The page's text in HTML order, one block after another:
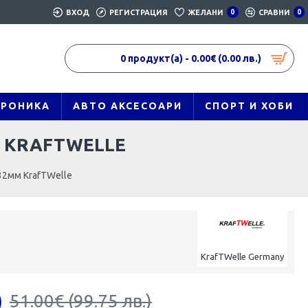
ВХОД РЕГИСТРАЦИЯ ЖЕЛАНИ 0 СРАВНИ 0
0 продукт(а) - 0.00€ (0.00 лв.)
АВТО АКСЕСОАРИ СПОРТ И ХОБИ
KrafTWelle
KrafTWelle Germany
51.00€ (99.75 лв.)